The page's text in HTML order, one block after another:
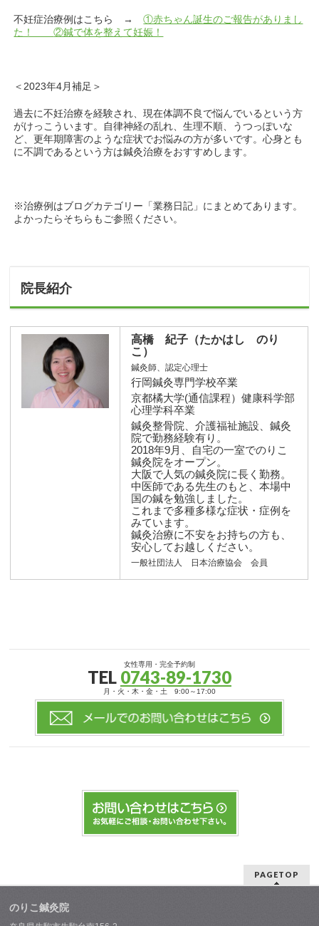
不妊症治療例はこちら →①赤ちゃん誕生のご報告がありまし
た！②鍼で体を整えて妊娠！
＜2023年4月補足＞
過去に不妊治療を経験され、現在体調不良で悩んでいるという方
がけっこういます。自律神経の乱れ、生理不順、うつっぽいな
ど、更年期障害のような症状でお悩みの方が多いです。心身とも
に不調であるという方は鍼灸治療をおすすめします。
※治療例はブログカテゴリー「業務日記」にまとめてあります。
よかったらそちらもご参照ください。
院長紹介
高橋 紀子（たかはし のり
こ）
鍼灸師、認定心理士
行岡鍼灸専門学校卒業
京都橘大学(通信課程）健康科学部
心理学科卒業
鍼灸整骨院、介護福祉施設、鍼灸
院で勤務経験有り。
2018年9月、自宅の一室でのりこ
鍼灸院をオープン。
大阪で人気の鍼灸院に長く勤務。
中医師である先生のもと、本場中
国の鍼を勉強しました。
これまで多種多様な症状・症例を
みています。
鍼灸治療に不安をお持ちの方も、
安心してお越しください。
一般社団法人 日本治療協会 会員
女性専用・完全予約制
TEL 0743-89-1730
月・火・木・金・土 9:00～17:00
PAGETOP
のりこ鍼灸院